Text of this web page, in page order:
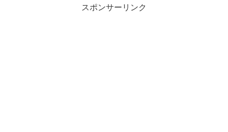
スポンサーリンク